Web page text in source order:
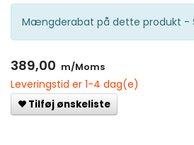
Mængderabat på dette produkt -
389,00 m/Moms
Leveringstid er 1-4 dag(e)
Tilføj ønskeliste